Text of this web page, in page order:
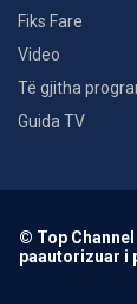
Fiks Fare
Video
Të gjitha
Guida TV
© Top
paautorizuar i